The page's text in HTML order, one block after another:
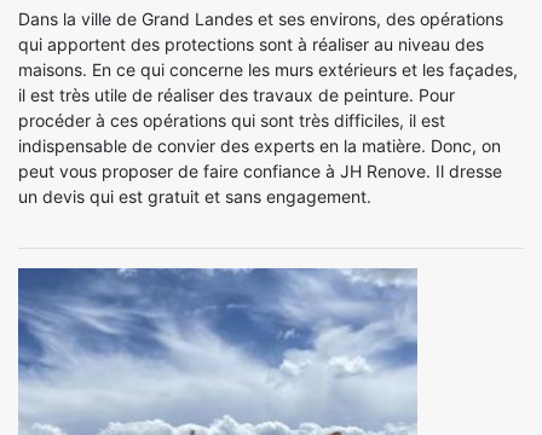
Dans la ville de Grand Landes et ses environs, des opérations
qui apportent des protections sont à réaliser au niveau des
maisons. En ce qui concerne les murs extérieurs et les façades,
il est très utile de réaliser des travaux de peinture. Pour
procéder à ces opérations qui sont très difficiles, il est
indispensable de convier des experts en la matière. Donc, on
peut vous proposer de faire confiance à JH Renove. Il dresse
un devis qui est gratuit et sans engagement.